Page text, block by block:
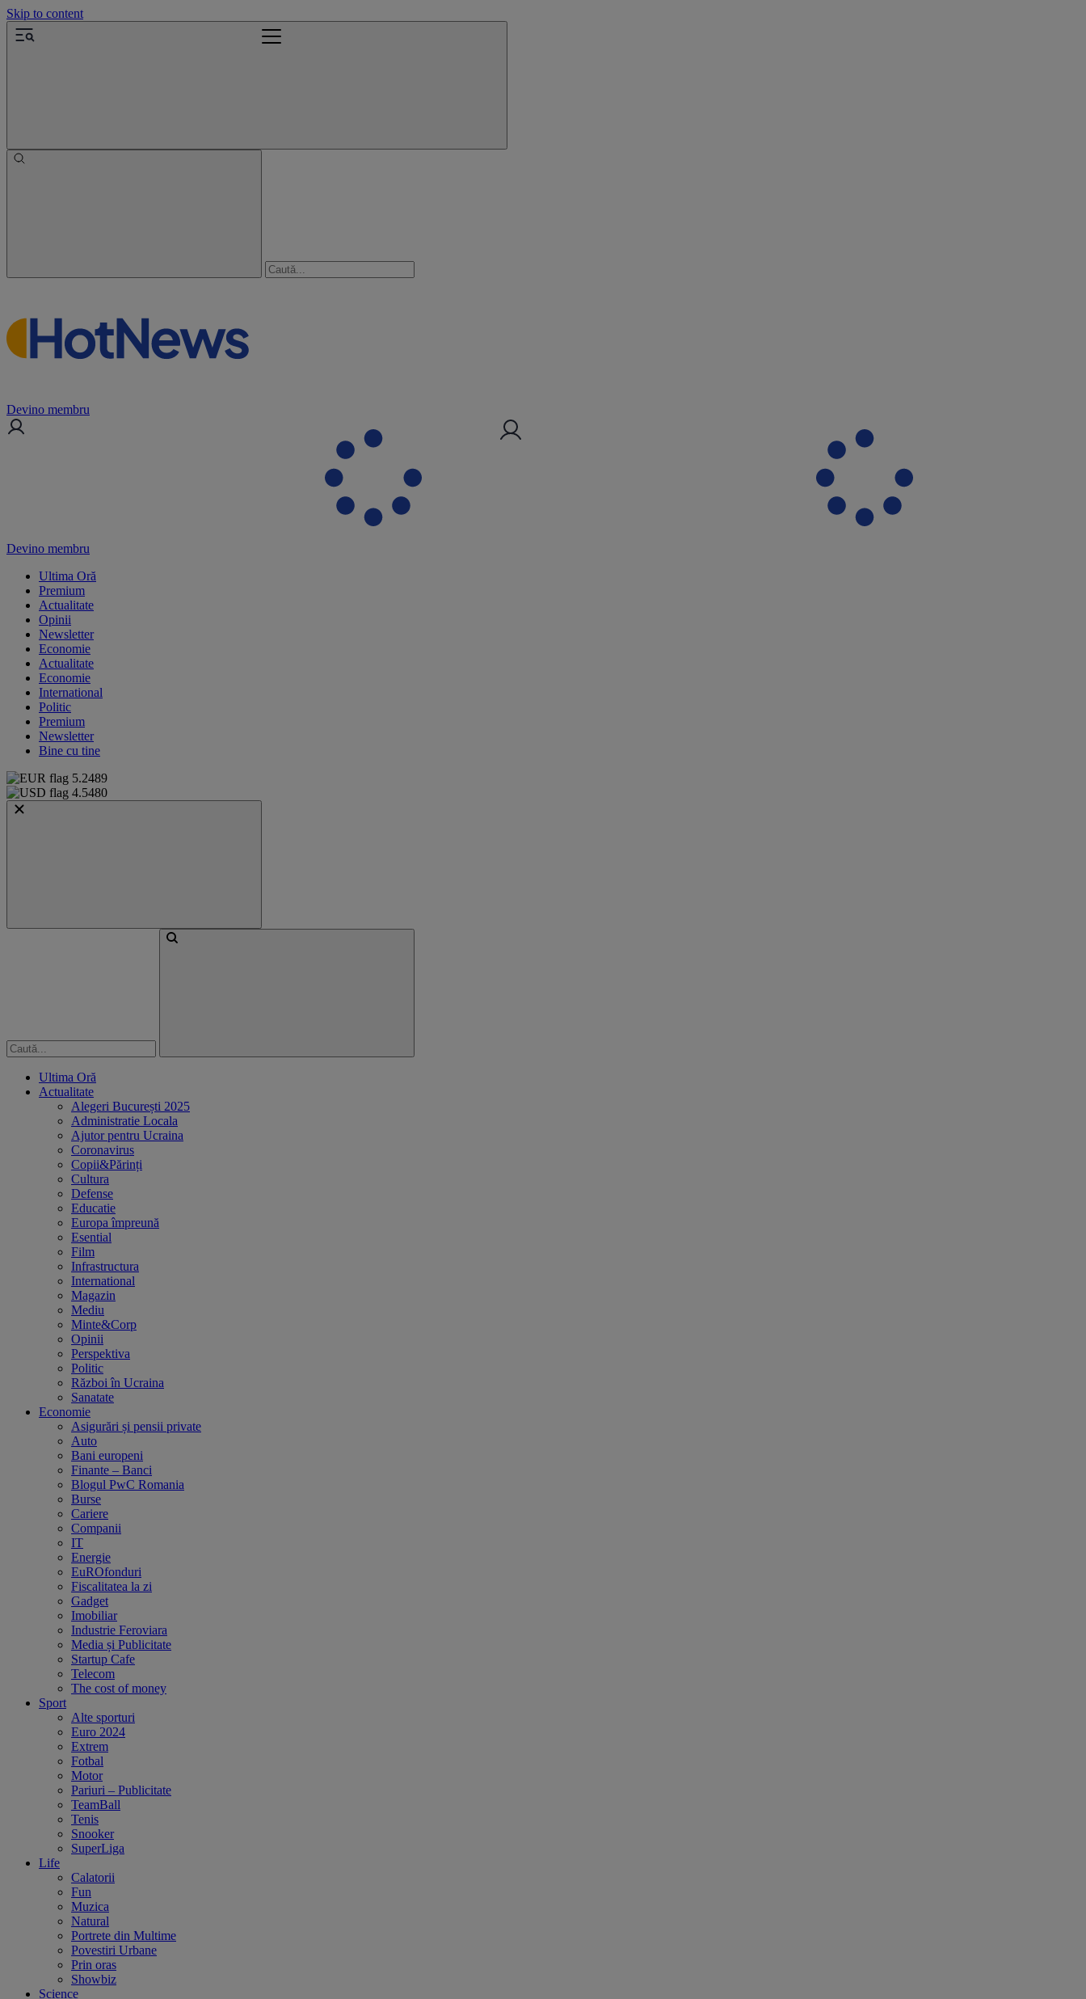
Skip to content
Devino membru
Devino membru
Ultima Oră
Premium
Actualitate
Opinii
Newsletter
Economie
Actualitate
Economie
International
Politic
Premium
Newsletter
Bine cu tine
5.2489
4.5480
Ultima Oră
Actualitate
Alegeri București 2025
Administratie Locala
Ajutor pentru Ucraina
Coronavirus
Copii&Părinți
Cultura
Defense
Educatie
Europa împreună
Esential
Film
Infrastructura
International
Magazin
Mediu
Minte&Corp
Opinii
Perspektiva
Politic
Război în Ucraina
Sanatate
Economie
Asigurări și pensii private
Auto
Bani europeni
Finante – Banci
Blogul PwC Romania
Burse
Cariere
Companii
IT
Energie
EuROfonduri
Fiscalitatea la zi
Gadget
Imobiliar
Industrie Feroviara
Media și Publicitate
Startup Cafe
Telecom
The cost of money
Sport
Alte sporturi
Euro 2024
Extrem
Fotbal
Motor
Pariuri – Publicitate
TeamBall
Tenis
Snooker
SuperLiga
Life
Calatorii
Fun
Muzica
Natural
Portrete din Multime
Povestiri Urbane
Prin oras
Showbiz
Science